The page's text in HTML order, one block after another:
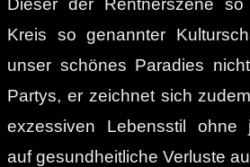
Dieser der Rentnerszene
Kreis so genannter
unser schönes Paradies
Partys, er zeichnet sich
exzessiven Lebensstil ohne
auf gesundheitliche Verluste